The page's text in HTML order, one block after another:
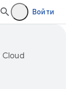
Войти
Cloud